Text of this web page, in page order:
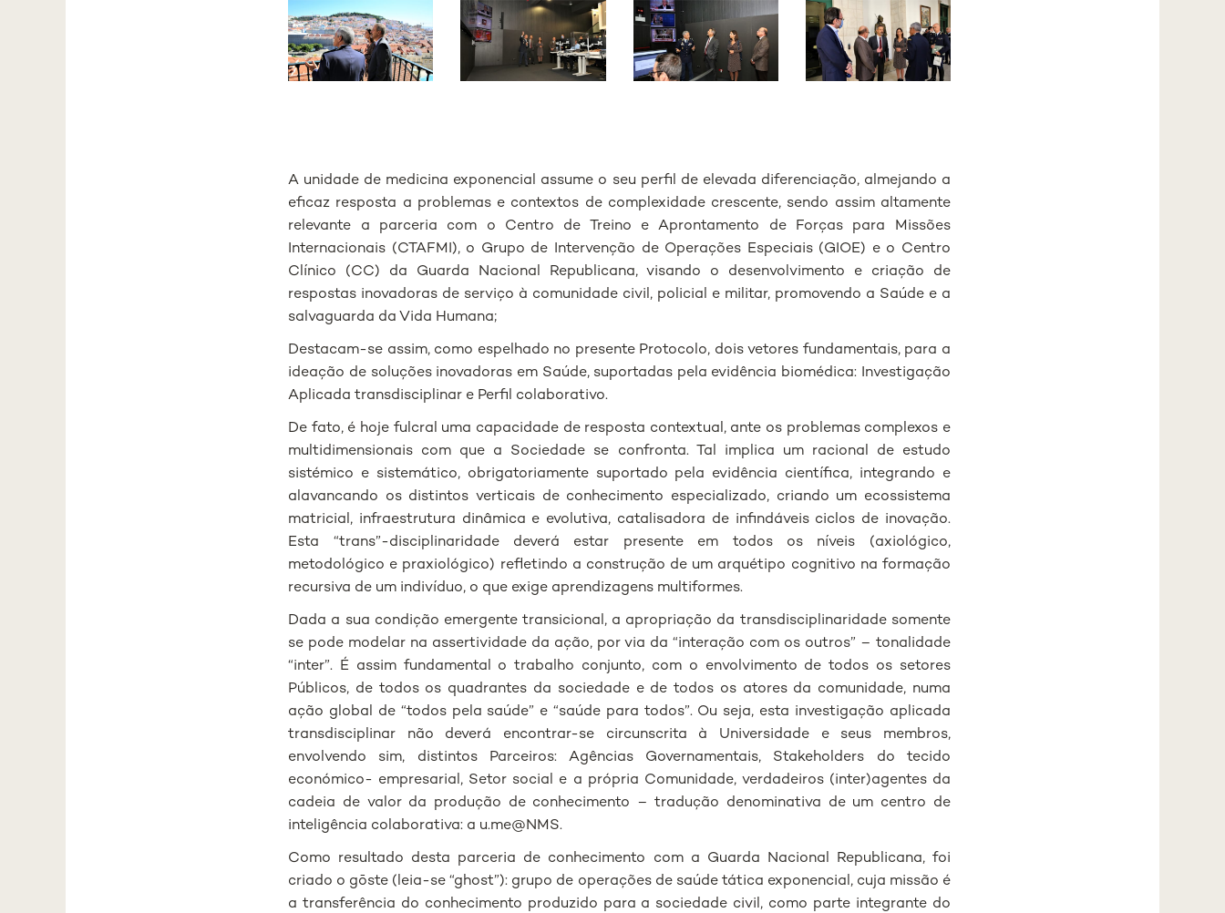
A unidade de medicina exponencial assume o seu perfil de elevada diferenciação, almejando a
eficaz resposta a problemas e contextos de complexidade crescente, sendo assim altamente
relevante a parceria com o Centro de Treino e Aprontamento de Forças para Missões
Internacionais (CTAFMI), o Grupo de Intervenção de Operações Especiais (GIOE) e o Centro
Clínico (CC) da Guarda Nacional Republicana, visando o desenvolvimento e criação de
respostas inovadoras de serviço à comunidade civil, policial e militar, promovendo a Saúde e a
salvaguarda da Vida Humana;
Destacam-se assim, como espelhado no presente Protocolo, dois vetores fundamentais, para a
ideação de soluções inovadoras em Saúde, suportadas pela evidência biomédica: Investigação
Aplicada transdisciplinar e Perfil colaborativo.
De fato, é hoje fulcral uma capacidade de resposta contextual, ante os problemas complexos e
multidimensionais com que a Sociedade se confronta. Tal implica um racional de estudo
sistémico e sistemático, obrigatoriamente suportado pela evidência científica, integrando e
alavancando os distintos verticais de conhecimento especializado, criando um ecossistema
matricial, infraestrutura dinâmica e evolutiva, catalisadora de infindáveis ciclos de inovação.
Esta “trans”-disciplinaridade deverá estar presente em todos os níveis (axiológico,
metodológico e praxiológico) refletindo a construção de um arquétipo cognitivo na formação
recursiva de um indivíduo, o que exige aprendizagens multiformes.
Dada a sua condição emergente transicional, a apropriação da transdisciplinaridade somente
se pode modelar na assertividade da ação, por via da “interação com os outros” – tonalidade
“inter”. É assim fundamental o trabalho conjunto, com o envolvimento de todos os setores
Públicos, de todos os quadrantes da sociedade e de todos os atores da comunidade, numa
ação global de “todos pela saúde” e “saúde para todos”. Ou seja, esta investigação aplicada
transdisciplinar não deverá encontrar-se circunscrita à Universidade e seus membros,
envolvendo sim, distintos Parceiros: Agências Governamentais, Stakeholders do tecido
económico- empresarial, Setor social e a própria Comunidade, verdadeiros (inter)agentes da
cadeia de valor da produção de conhecimento – tradução denominativa de um centro de
inteligência colaborativa: a u.me@NMS.
Como resultado desta parceria de conhecimento com a Guarda Nacional Republicana, foi
criado o gōste (leia-se “ghost”): grupo de operações de saúde tática exponencial, cuja missão é
a transferência do conhecimento produzido para a sociedade civil, como parte integrante do